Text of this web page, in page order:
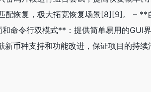
配恢复，极大拓宽恢复场景[8][9]。 – **
命令行双模式**：提供简单易用的GUI
币种支持和功能改进，保证项目的持续